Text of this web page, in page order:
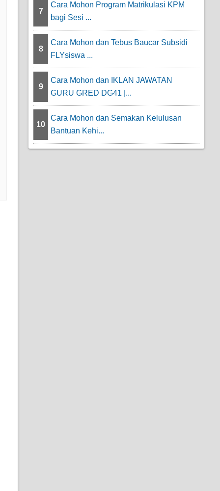
7
Cara Mohon Program Matrikulasi KPM
bagi Sesi ...
8
Cara Mohon dan Tebus Baucar Subsidi
FLYsiswa ...
9
Cara Mohon dan IKLAN JAWATAN
GURU GRED DG41 |...
10
Cara Mohon dan Semakan Kelulusan
Bantuan Kehi...